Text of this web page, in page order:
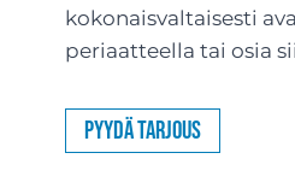
kokonaisvaltaisesti
periaatteella tai osia
Pyydä tarjous